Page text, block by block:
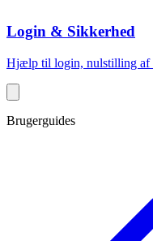
Login & Sikkerhed
Hjælp til login, nulstilling af
Brugerguides